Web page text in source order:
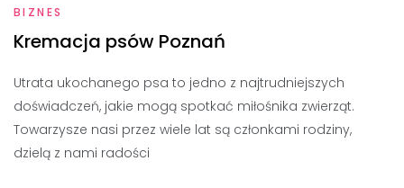
BIZNES
Kremacja psów Poznań
Utrata ukochanego psa to jedno z najtrudniejszych
doświadczeń, jakie mogą spotkać miłośnika zwierząt.
Towarzysze nasi przez wiele lat są członkami rodziny,
dzielą z nami radości